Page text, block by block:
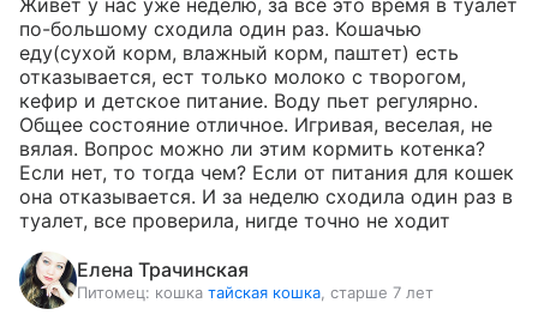
Живет у нас уже неделю, за все это время в туалет
по-большому сходила один раз. Кошачью
еду(сухой корм, влажный корм, паштет) есть
отказывается, ест только молоко с творогом,
кефир и детское питание. Воду пьет регулярно.
Общее состояние отличное. Игривая, веселая, не
вялая. Вопрос можно ли этим кормить котенка?
Если нет, то тогда чем? Если от питания для кошек
она отказывается. И за неделю сходила один раз в
туалет, все проверила, нигде точно не ходит
Елена Трачинская
Питомец: кошка тайская кошка , старше 7 лет